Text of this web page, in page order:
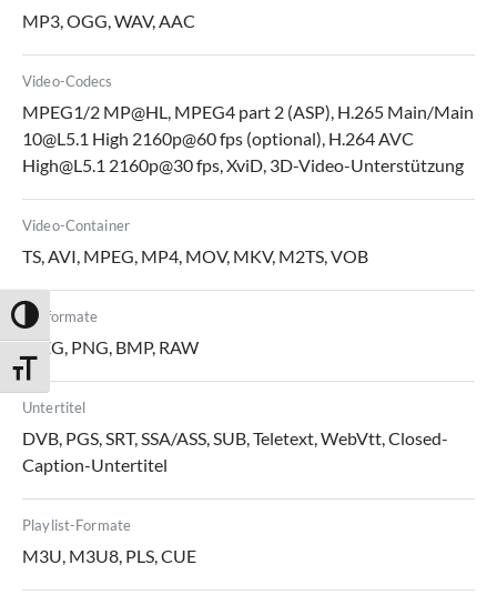
Umschalten auf hohe Kontraste
Schrift vergrößern
MP3, OGG, WAV, AAC
Video-Codecs
MPEG1/2 MP@HL, MPEG4 part 2 (ASP), H.265 Main/Main
10@L5.1 High 2160p@60 fps (optional), H.264 AVC
High@L5.1 2160p@30 fps, XviD, 3D-Video-Unterstützung
Video-Container
TS, AVI, MPEG, MP4, MOV, MKV, M2TS, VOB
Bildformate
JPEG, PNG, BMP, RAW
Untertitel
DVB, PGS, SRT, SSA/ASS, SUB, Teletext, WebVtt, Closed-
Caption-Untertitel
Playlist-Formate
M3U, M3U8, PLS, CUE